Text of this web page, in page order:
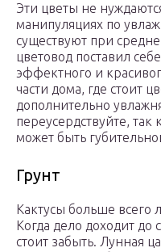
Эти цветы не
манипуляциях по
существуют при
цветовод поставил
эффектного и
части дома, где стоит
дополнительно
переусердствуйте,
может быть
Грунт
Кактусы больше всего
Когда дело доходит до
стоит забыть. Лунная